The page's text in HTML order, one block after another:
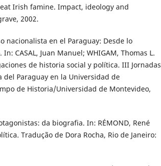
Irish famine. Impact, ideology and
2002.
nacionalista en el Paraguay: Desde lo
CASAL, Juan Manuel; WHIGAM, Thomas L.
de historia social y política. III Jornadas
Paraguay en la Universidad de
de Historia/Universidad de Montevideo,
da biografia. In: RÉMOND, René
Tradução de Dora Rocha, Rio de Janeiro: